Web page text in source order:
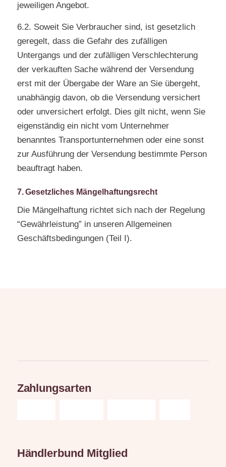
jeweiligen Angebot.
6.2. Soweit Sie Verbraucher sind, ist gesetzlich
geregelt, dass die Gefahr des zufälligen
Untergangs und der zufälligen Verschlechterung
der verkauften Sache während der Versendung
erst mit der Übergabe der Ware an Sie übergeht,
unabhängig davon, ob die Versendung versichert
oder unversichert erfolgt. Dies gilt nicht, wenn Sie
eigenständig ein nicht vom Unternehmer
benanntes Transportunternehmen oder eine sonst
zur Ausführung der Versendung bestimmte Person
beauftragt haben.
7. Gesetzliches Mängelhaftungsrecht
Die Mängelhaftung richtet sich nach der Regelung
“Gewährleistung” in unseren Allgemeinen
Geschäftsbedingungen (Teil I).
Zahlungsarten
Händlerbund Mitglied